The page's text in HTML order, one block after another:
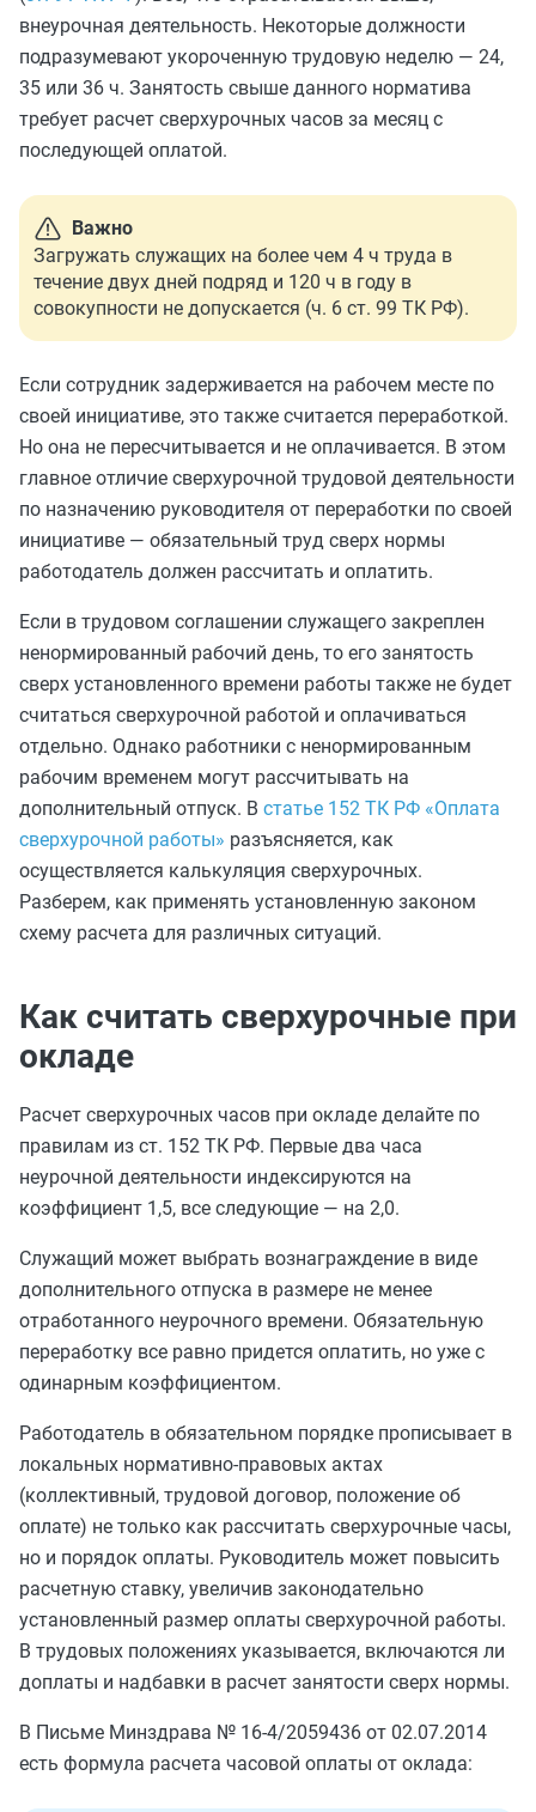
внеурочная деятельность. Некоторые должности
подразумевают укороченную трудовую неделю — 24,
35 или 36 ч. Занятость свыше данного норматива
требует расчет сверхурочных часов за месяц с
последующей оплатой.
Важно
Загружать служащих на более чем 4 ч труда в
течение двух дней подряд и 120 ч в году в
совокупности не допускается (ч. 6 ст. 99 ТК РФ).
Если сотрудник задерживается на рабочем месте по
своей инициативе, это также считается переработкой.
Но она не пересчитывается и не оплачивается. В этом
главное отличие сверхурочной трудовой деятельности
по назначению руководителя от переработки по своей
инициативе — обязательный труд сверх нормы
работодатель должен рассчитать и оплатить.
Если в трудовом соглашении служащего закреплен
ненормированный рабочий день, то его занятость
сверх установленного времени работы также не будет
считаться сверхурочной работой и оплачиваться
отдельно. Однако работники с ненормированным
рабочим временем могут рассчитывать на
дополнительный отпуск. В статье 152 ТК РФ «Оплата
сверхурочной работы» разъясняется, как
осуществляется калькуляция сверхурочных.
Разберем, как применять установленную законом
схему расчета для различных ситуаций.
Как считать сверхурочные при
окладе
Расчет сверхурочных часов при окладе делайте по
правилам из ст. 152 ТК РФ. Первые два часа
неурочной деятельности индексируются на
коэффициент 1,5, все следующие — на 2,0.
Служащий может выбрать вознаграждение в виде
дополнительного отпуска в размере не менее
отработанного неурочного времени. Обязательную
переработку все равно придется оплатить, но уже с
одинарным коэффициентом.
Работодатель в обязательном порядке прописывает в
локальных нормативно-правовых актах
(коллективный, трудовой договор, положение об
оплате) не только как рассчитать сверхурочные часы,
но и порядок оплаты. Руководитель может повысить
расчетную ставку, увеличив законодательно
установленный размер оплаты сверхурочной работы.
В трудовых положениях указывается, включаются ли
доплаты и надбавки в расчет занятости сверх нормы.
В Письме Минздрава № 16-4/2059436 от 02.07.2014
есть формула расчета часовой оплаты от оклада: